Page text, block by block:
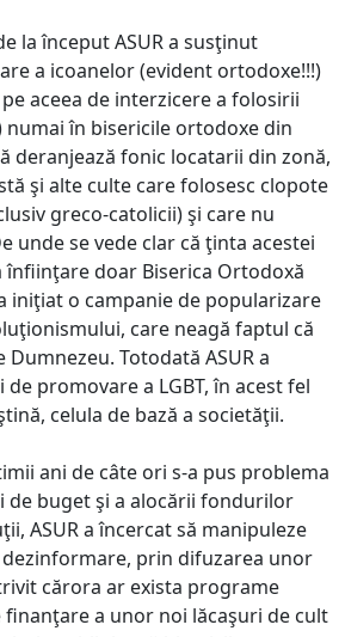
la început ASUR a susţinut
a icoanelor (evident ortodoxe!!!)
aceea de interzicere a folosirii
în bisericile ortodoxe din
deranjează fonic locatarii din zonă,
şi alte culte care folosesc clopote
greco-catolicii) şi care nu
unde se vede clar că ţinta acestei
înfiinţare doar Biserica Ortodoxă
iniţiat o campanie de popularizare
care neagă faptul că
Totodată ASUR a
promovare a LGBT, în acest fel
celula de bază a societăţii.
ani de câte ori s-a pus problema
de buget şi a alocării fondurilor
ASUR a încercat să manipuleze
prin difuzarea unor
cărora ar exista programe
a unor noi lăcaşuri de cult